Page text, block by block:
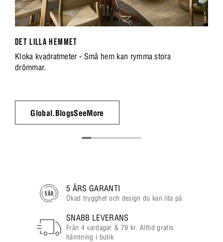
DET LILLA HEMMET
Kloka kvadratmeter - Små hem kan rymma stora
drömmar.
Global.BlogsSeeMore
5 ÅRS GARANTI
Ökad trygghet och design du kan lita på
SNABB LEVERANS
Från 4 vardagar & 79 kr. Alltid gratis
hämtning i butik